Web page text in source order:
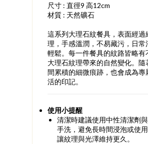
尺寸 : 直徑9 高12cm
材質 : 天然礦石
這系列大理石紋餐具，表面經過
理，手感溫潤，不易藏污，日常
輕鬆。每一件餐具的紋路皆略有
大理石紋理帶來的自然變化。隨
間累積的細微痕跡，也會成為專
活的印記。
使用小提醒
清潔時建議使用中性清潔劑
手洗，避免長時間浸泡或使
讓紋理與光澤維持更久。